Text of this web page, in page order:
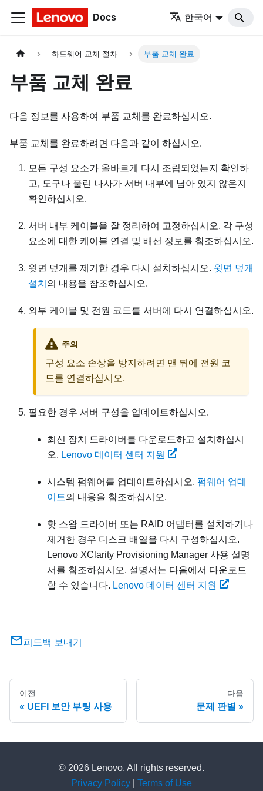
Docs 한국어
하드웨어 교체 절차 부품 교체 완료
부품 교체 완료
다음 정보를 사용하여 부품 교체를 완료하십시오.
부품 교체를 완료하려면 다음과 같이 하십시오.
모든 구성 요소가 올바르게 다시 조립되었는지 확인하
고, 도구나 풀린 나사가 서버 내부에 남아 있지 않은지
확인하십시오.
서버 내부 케이블을 잘 정리하여 고정하십시오. 각 구성
요소에 대한 케이블 연결 및 배선 정보를 참조하십시오.
윗면 덮개를 제거한 경우 다시 설치하십시오. 윗면 덮개
설치 의 내용을 참조하십시오.
외부 케이블 및 전원 코드를 서버에 다시 연결하십시오.
주의
구성 요소 손상을 방지하려면 맨 뒤에 전원 코
드를 연결하십시오.
필요한 경우 서버 구성을 업데이트하십시오.
최신 장치 드라이버를 다운로드하고 설치하십시
오. Lenovo 데이터 센터 지원
시스템 펌웨어를 업데이트하십시오. 펌웨어 업데
이트의 내용을 참조하십시오.
핫 스왑 드라이버 또는 RAID 어댑터를 설치하거나
제거한 경우 디스크 배열을 다시 구성하십시오.
Lenovo XClarity Provisioning Manager 사용 설명
서를 참조하십시오. 설명서는 다음에서 다운로드
할 수 있습니다. Lenovo 데이터 센터 지원
피드백 보내기
이전
UEFI 보안 부팅 사용
다음
문제 판별
© 2026 Lenovo. All rights reserved.
Privacy Policy
Terms of Use